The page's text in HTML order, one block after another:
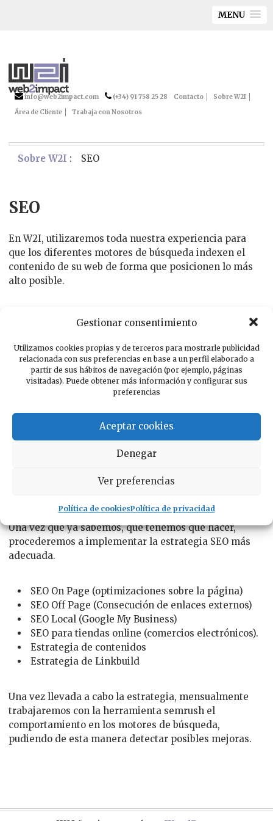
MENU
Gestionar consentimiento
Utilizamos cookies propias y de terceros para mostrarle publicidad
relacionada con sus preferencias en base a un perfil elaborado a
partir de sus hábitos de navegación (por ejemplo, páginas
visitadas). Puede obtener más información y configurar sus
preferencias
Aceptar cookies
Denegar
Ver preferencias
Política de cookiesPolítica de privacidad
info@web2impact.com (+34) 91 758 25 28 Contacto
Sobre W2I
Área de Cliente
Trabaja con Nosotros
Sobre W2I : SEO
SEO
En W2I, utilizaremos toda nuestra experiencia para
que los diferentes motores de búsqueda indexen el
contenido de su web de forma que posicionen lo más
alto posible.
En una primera fase, realizaremos una investigación
de mercado en el sector del cliente, así como un
análisis de la competencia. Con ello podremos analizar
las palabras clave más utilizadas en dicho sector, así
como la tendencia de búsqueda de palabras.
Igualmente se realizará un análisis de la web/tienda a
posicionar. Con ello sabremos donde se puede mejorar
y que tenemos que hacer.
Se analizará el posicionamiento actual, así como el
veremos la forma en la que se puede optimizar el sitio
Una vez que ya sabemos, que tenemos que hacer,
procederemos a implementar la estrategia SEO más
adecuada.
SEO On Page (optimizaciones sobre la página)
SEO Off Page (Consecución de enlaces externos)
SEO Local (Google My Business)
SEO para tiendas online (comercios electrónicos).
Estrategia de contenidos
Estrategia de Linkbuild
Una vez llevada a cabo la estrategia, mensualmente
trabajaremos con la herramienta semrush el
comportamiento en los motores de búsqueda,
pudiendo de esta manera detectar posibles mejoras.